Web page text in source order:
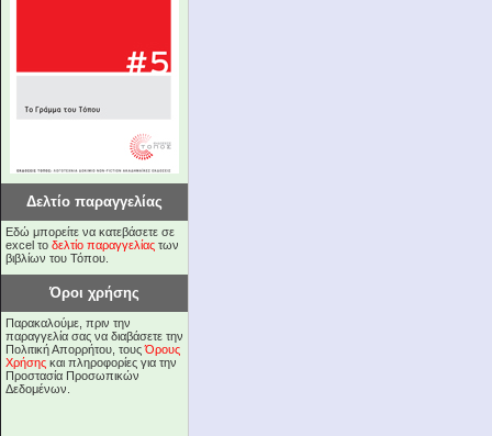
Δελτίο παραγγελίας
Εδώ μπορείτε να κατεβάσετε σε
excel το δελτίο παραγγελίας των
βιβλίων του Τόπου.
Όροι χρήσης
Παρακαλούμε, πριν την
παραγγελία σας να διαβάσετε την
Πολιτική Απορρήτου, τουςΌρους
Χρήσης και πληροφορίες για την
Προστασία Προσωπικών
Δεδομένων.